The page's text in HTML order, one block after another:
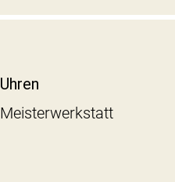
Uhren
Meisterwerkstatt